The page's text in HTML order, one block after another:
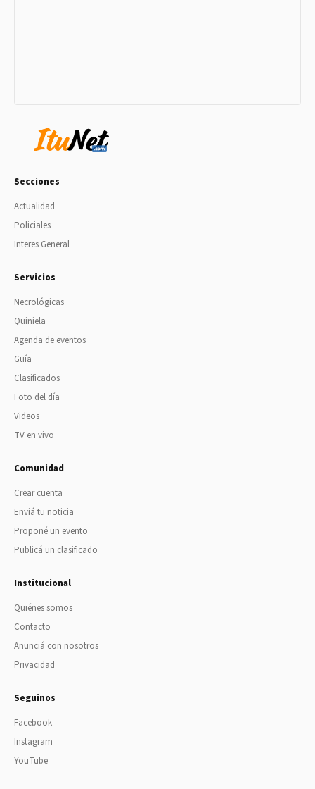
Secciones
Actualidad
Policiales
Interes General
Servicios
Necrológicas
Quiniela
Agenda de eventos
Guía
Clasificados
Foto del día
Videos
TV en vivo
Comunidad
Crear cuenta
Enviá tu noticia
Proponé un evento
Publicá un clasificado
Institucional
Quiénes somos
Contacto
Anunciá con nosotros
Privacidad
Seguinos
Facebook
Instagram
YouTube